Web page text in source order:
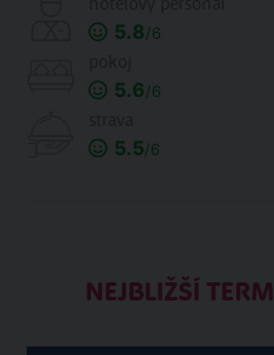
5.8/6
5.6/6
5.5/6
NEJBLIŽŠÍ